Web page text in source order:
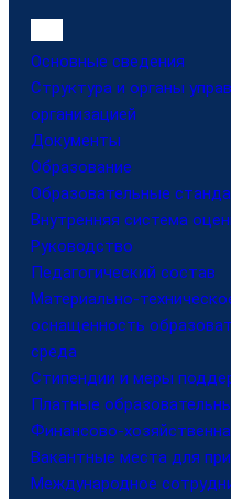
Основные сведения
Структура и органы
организацией
Документы
Образование
Образовательные
Внутренняя система
Руководство
Педагогический состав
Материально-
оснащенность
среда
Стипендии и меры
Платные
Финансово-
Вакантные места для
Международное